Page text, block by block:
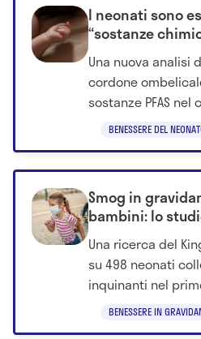
BENESSERE DEL
I neonati sono
“sostanze
prima di nascere
Una nuova analisi
cordone
sostanze PFAS
cosa significa
BENESSERE IN
Smog in
bambini: lo
dei primi mille
Una ricerca del
su 498 neonati
inquinanti nel
sviluppo